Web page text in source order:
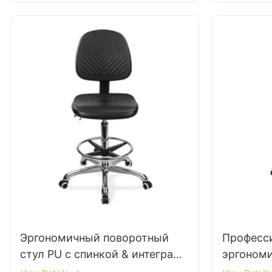
Design
Ultimate
Эргономичный поворотный
стул PU с спинкой & интеграл